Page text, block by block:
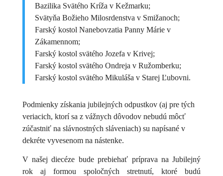
Bazilika Svätého Kríža v Kežmarku;
Svätyňa Božieho Milosrdenstva v Smižanoch;
Farský kostol Nanebovzatia Panny Márie v
Zákamennom;
Farský kostol svätého Jozefa v Krivej;
Farský kostol svätého Ondreja v Ružomberku;
Farský kostol svätého Mikuláša v Starej Ľubovni.
Podmienky získania jubilejných odpustkov (aj pre tých
veriacich, ktorí sa z vážnych dôvodov nebudú môcť
zúčastniť na slávnostných sláveniach) su napísané v
dekréte vyvesenom na nástenke.
V našej diecéze bude prebiehať príprava na Jubilejný
rok aj formou spoločných stretnutí, ktoré budú